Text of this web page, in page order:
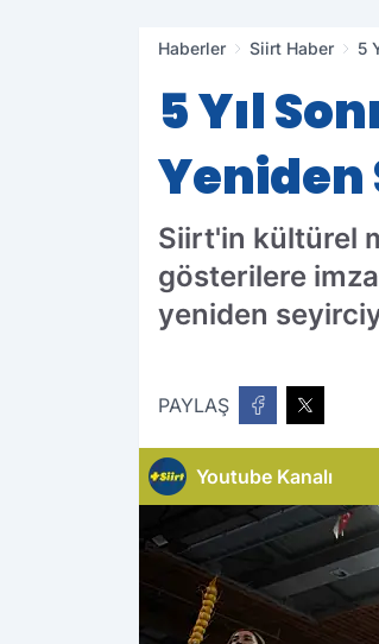
Haberler Siirt Haber 5
5 Yıl
Yeniden
Siirt'in kültürel
gösterilere imza
yeniden
PAYLAŞ
Youtube Kanalı